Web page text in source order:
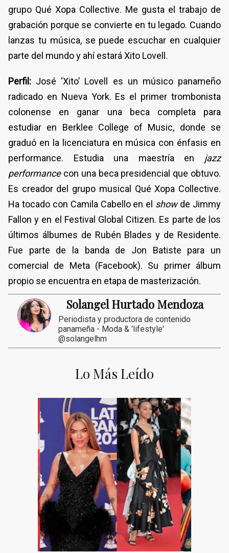
grupo Qué Xopa Collective. Me gusta el trabajo de
grabación porque se convierte en tu legado. Cuando
lanzas tu música, se puede escuchar en cualquier
parte del mundo y ahí estará Xito Lovell.
Perfil: José ‘Xito’ Lovell es un músico panameño
radicado en Nueva York. Es el primer trombonista
colonense en ganar una beca completa para
estudiar en Berklee College of Music, donde se
graduó en la licenciatura en música con énfasis en
performance. Estudia una maestría en jazz
performancecon una beca presidencial que obtuvo.
Es creador del grupo musical Qué Xopa Collective.
Ha tocado con Camila Cabello en el showde Jimmy
Fallon y en el Festival Global Citizen. Es parte de los
últimos álbumes de Rubén Blades y de Residente.
Fue parte de la banda de Jon Batiste para un
comercial de Meta (Facebook). Su primer álbum
propio se encuentra en etapa de masterización.
Solangel Hurtado Mendoza
Periodista y productora de contenido
panameña - Moda & 'lifestyle'
@solangelhm
Lo Más Leído